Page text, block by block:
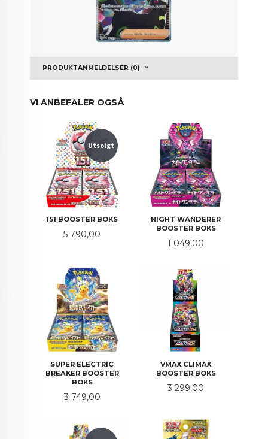
PRODUKTANMELDELSER (0)
VI ANBEFALER OGSÅ
151 BOOSTER BOKS
Utsolgt
Pris
5 790,00
NIGHT WANDERER
BOOSTER BOKS
Pris
1 049,00
SUPER ELECTRIC
BREAKER BOOSTER
BOKS
Pris
3 749,00
VMAX CLIMAX
BOOSTER BOKS
Pris
3 299,00